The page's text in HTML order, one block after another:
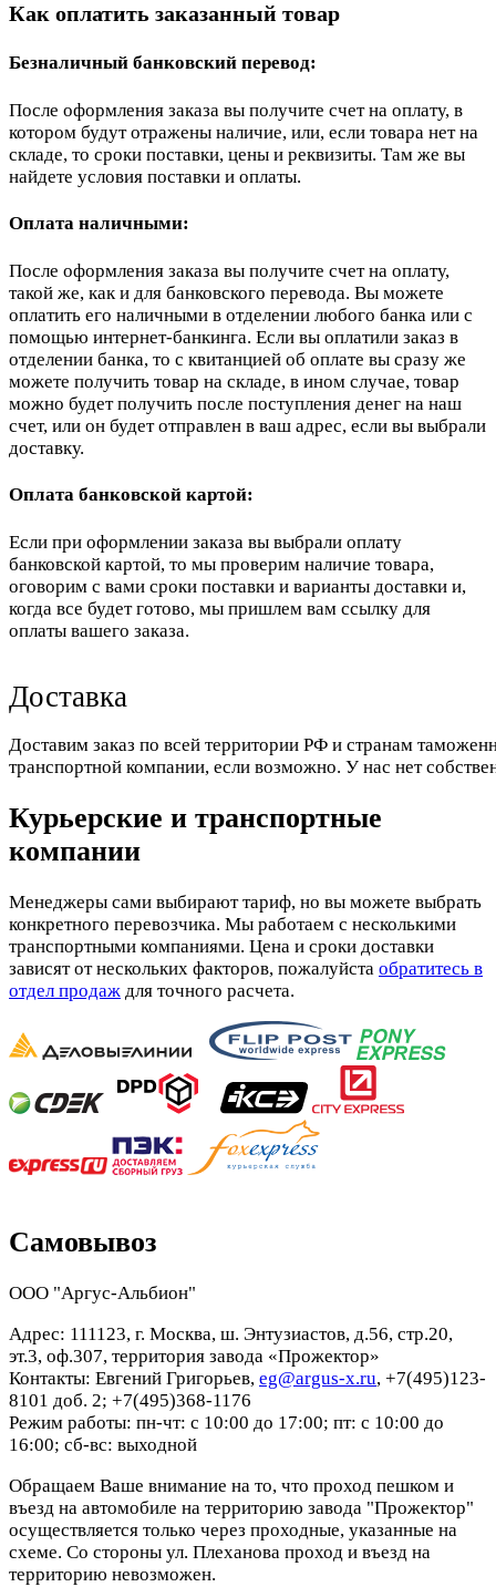
Как оплатить заказанный товар
Безналичный банковский перевод:
После оформления заказа вы получите счет на оплату, в
котором будут отражены наличие, или, если товара нет на
складе, то сроки поставки, цены и реквизиты. Там же вы
найдете условия поставки и оплаты.
Оплата наличными:
После оформления заказа вы получите счет на оплату,
такой же, как и для банковского перевода. Вы можете
оплатить его наличными в отделении любого банка или с
помощью интернет-банкинга. Если вы оплатили заказ в
отделении банка, то с квитанцией об оплате вы сразу же
можете получить товар на складе, в ином случае, товар
можно будет получить после поступления денег на наш
счет, или он будет отправлен в ваш адрес, если вы выбрали
доставку.
Оплата банковской картой:
Если при оформлении заказа вы выбрали оплату
банковской картой, то мы проверим наличие товара,
оговорим с вами сроки поставки и варианты доставки и,
когда все будет готово, мы пришлем вам ссылку для
оплаты вашего заказа.
Доставка
Доставим заказ по всей территории РФ и странам
транспортной компании, если возможно. У нас нет
Курьерские и транспортные
компании
Менеджеры сами выбирают тариф, но вы можете выбрать
конкретного перевозчика. Мы работаем с несколькими
транспортными компаниями. Цена и сроки доставки
зависят от нескольких факторов, пожалуйста обратитесь в
отдел продаж для точного расчета.
Самовывоз
ООО "Аргус-Альбион"
Адрес: 111123, г. Москва, ш. Энтузиастов, д.56, стр.20,
эт.3, оф.307, территория завода «Прожектор»
Контакты: Евгений Григорьев, eg@argus-x.ru, +7(495)123-
8101 доб. 2; +7(495)368-1176
Режим работы: пн-чт: с 10:00 до 17:00; пт: с 10:00 до
16:00; сб-вс: выходной
Обращаем Ваше внимание на то, что проход пешком и
въезд на автомобиле на территорию завода "Прожектор"
осуществляется только через проходные, указанные на
схеме. Со стороны ул. Плеханова проход и въезд на
территорию невозможен.